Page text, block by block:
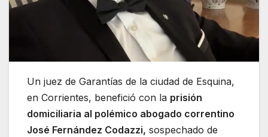
Un juez de Garantías de la ciudad de Esquina,
en Corrientes, benefició con la prisión
domiciliaria al polémico abogado correntino
José Fernández Codazzi, sospechado de